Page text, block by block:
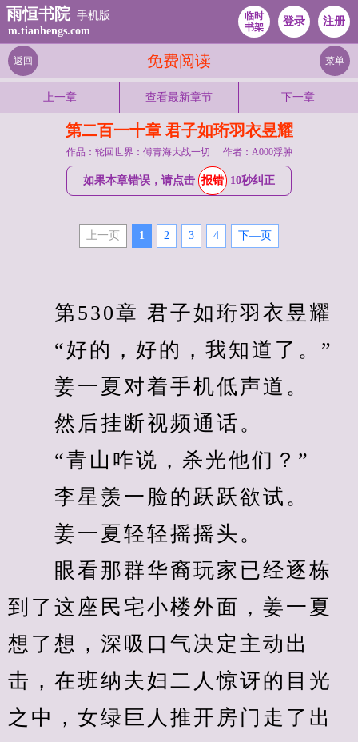
雨恒书院 手机版
m.tianhengs.com
临时
书架
登录 注册
免费阅读
返回 菜单
上一章 查看最新章节 下一章
第二百一十章 君子如珩羽衣昱耀
作品：轮回世界：傅青海大战一切 作者：A000浮肿
如果本章错误，请点击 报错 10秒纠正
上一页 1 2 3 4 下—页
第530章 君子如珩羽衣昱耀
“好的，好的，我知道了。”
姜一夏对着手机低声道。
然后挂断视频通话。
“青山咋说，杀光他们？”
李星羡一脸的跃跃欲试。
姜一夏轻轻摇摇头。
眼看那群华裔玩家已经逐栋
到了这座民宅小楼外面，姜一夏
想了想，深吸口气决定主动出
击，在班纳夫妇二人惊讶的目光
之中，女绿巨人推开房门走了出